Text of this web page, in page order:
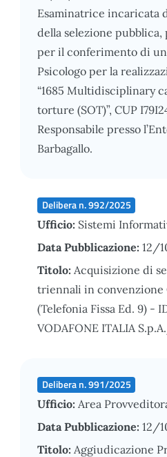
Esaminatrice incaricata
della selezione
per il conferimento di
Psicologo per la
“1685 Multidisciplinary
torture (SOT)”, CUP
Responsabile presso
Barbagallo.
Delibera n. 992/2025
Ufficio: Sistemi
Data Pubblicazione: 12/
Titolo: Acquisizione di
triennali in convenzione
(Telefonia Fissa Ed. 9) -
VODAFONE ITALIA
Delibera n. 991/2025
Ufficio: Area
Data Pubblicazione: 12/
Titolo: Aggiudicazione